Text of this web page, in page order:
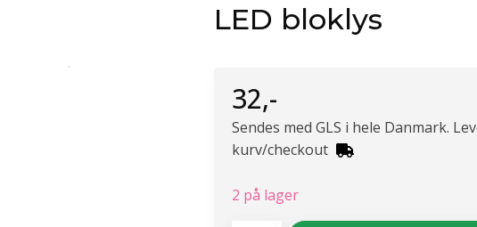
LED bloklys
32,-
Sendes med GLS i hele Danmark.
kurv/checkout
2 på lager